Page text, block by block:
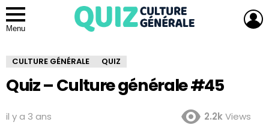
Menu
CULTURE GÉNÉRALE QUIZ
Quiz – Culture générale #45
il y a 3 ans 2.2kViews